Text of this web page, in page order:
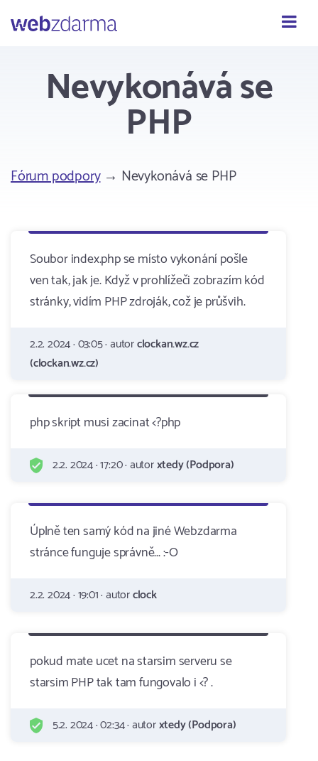
Webzdarma
Nevykonává se
PHP
Fórum podpory→ Nevykonává se PHP
Soubor index.php se místo vykonání pošle
ven tak, jak je. Když v prohlížeči zobrazím kód
stránky, vidím PHP zdroják, což je průšvih.
2.2. 2024 · 03:05 · autorclockan.wz.cz
(clockan.wz.cz)
php skript musi zacinat <?php
2.2. 2024 · 17:20 · autorxtedy (Podpora)
Úplně ten samý kód na jiné Webzdarma
stránce funguje správně... :-O
2.2. 2024 · 19:01 · autorclock
pokud mate ucet na starsim serveru se
starsim PHP tak tam fungovalo i <? .
5.2. 2024 · 02:34 · autorxtedy (Podpora)